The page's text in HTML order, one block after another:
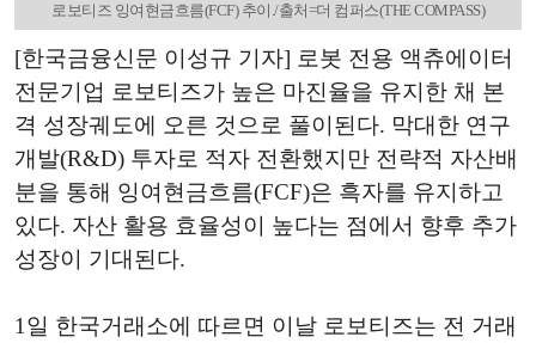
로보티즈 잉여현금흐름(FCF) 추이./출처=더 컴퍼스(THE COMPASS)
[한국금융신문 이성규 기자] 로봇 전용 액츄에이터
전문기업 로보티즈가 높은 마진율을 유지한 채 본
격 성장궤도에 오른 것으로 풀이된다. 막대한 연구
개발(R&D) 투자로 적자 전환했지만 전략적 자산배
분을 통해 잉여현금흐름(FCF)은 흑자를 유지하고
있다. 자산 활용 효율성이 높다는 점에서 향후 추가
성장이 기대된다.
1일 한국거래소에 따르면 이날 로보티즈는 전 거래